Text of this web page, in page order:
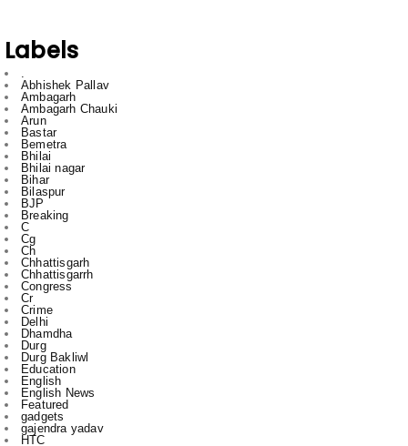
Ambagarh
Ambagarh Chauki
Bastar
Bemetra
Bhilai
Bhilai nagar
Bihar
Bilaspur
BJP
Breaking
C
Cg
Ch
Chhattisgarh
Chhattisgarrh
Congress
Cr
Crime
Delhi
Dhamdha
Durg
Durg Bakliwl
Education
English
English News
Featured
gadgets
gajendra yadav
HTC
Inda
Indai
Indi
India